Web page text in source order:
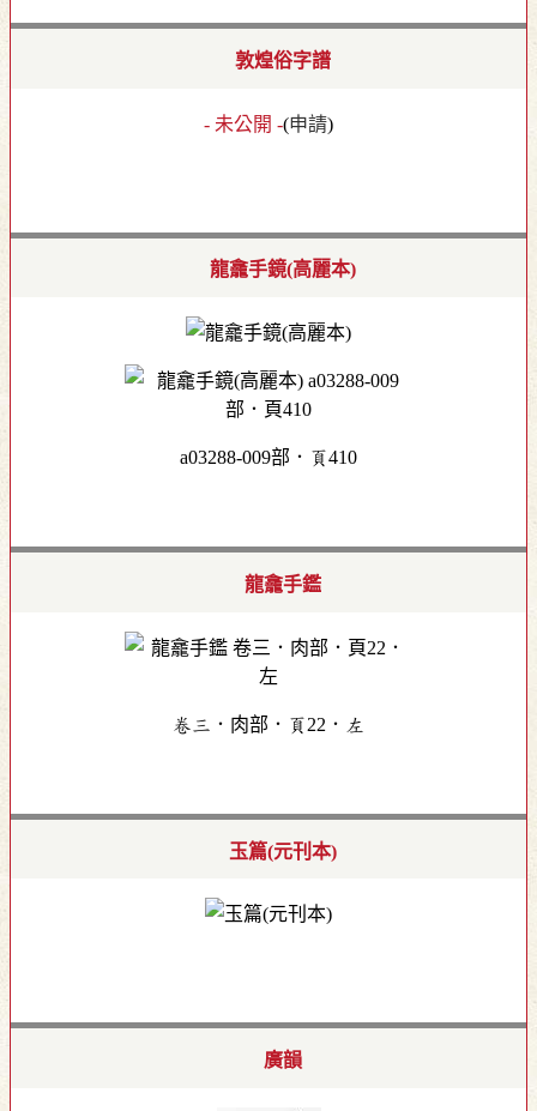
敦煌俗字譜
- 未公開 -(申請)
龍龕手鏡(高麗本)
a03288-009部．頁410
龍龕手鑑
卷三．肉部．頁22．左
玉篇(元刊本)
廣韻